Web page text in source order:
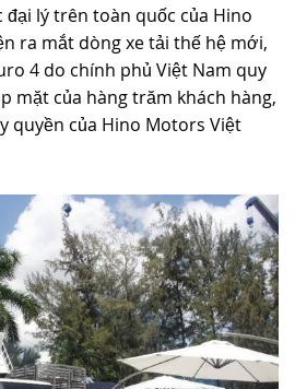
đại lý trên toàn quốc của Hino
ra mắt dòng xe tải thế hệ mới,
4 do chính phủ Việt Nam quy
mặt của hàng trăm khách hàng,
quyền của Hino Motors Việt